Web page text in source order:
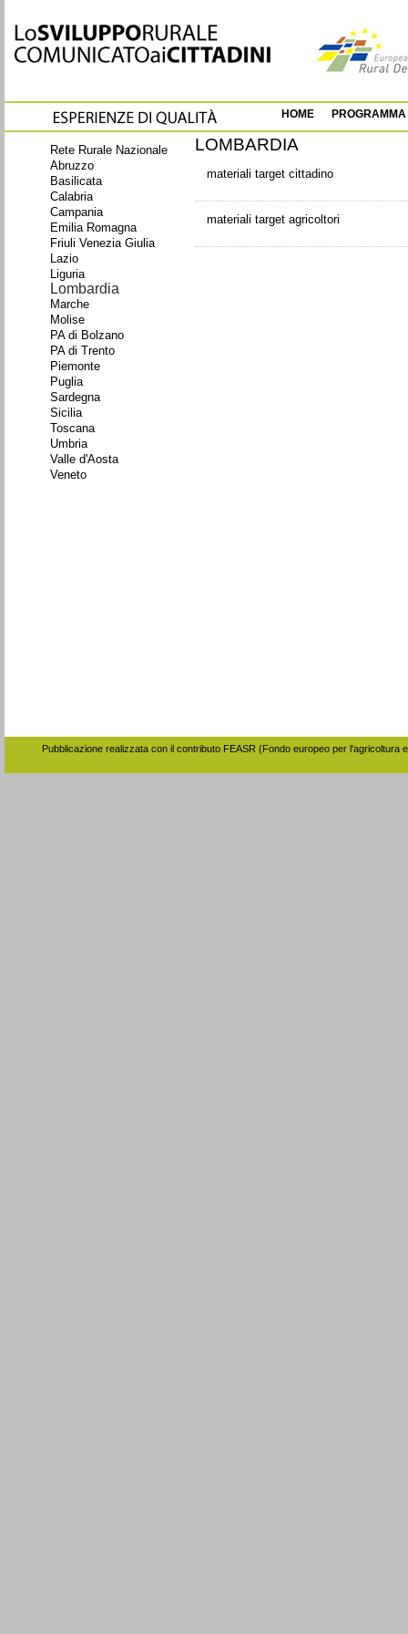
HOME PROGRAMMA
Rete Rurale Nazionale
Abruzzo
Basilicata
Calabria
Campania
Emilia Romagna
Friuli Venezia Giulia
Lazio
Liguria
Lombardia
Marche
Molise
PA di Bolzano
PA di Trento
Piemonte
Puglia
Sardegna
Sicilia
Toscana
Umbria
Valle d'Aosta
Veneto
LOMBARDIA
materiali target cittadino
materiali target agricoltori
Pubblicazione realizzata con il contributo FEASR (Fondo europeo per